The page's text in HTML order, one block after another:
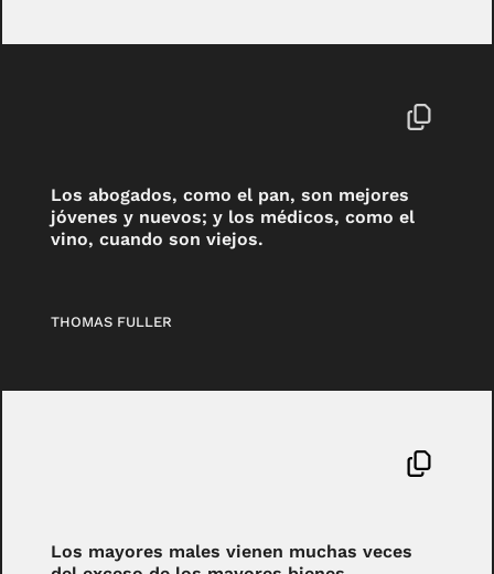
Los abogados, como el pan, son mejores
jóvenes y nuevos; y los médicos, como el
vino, cuando son viejos.
THOMAS FULLER
Los mayores males vienen muchas veces